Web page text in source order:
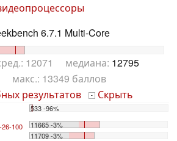
6.7.1 Multi-Core
12071 медиана: 12795
макс.: 13349 баллов
результатов - Скрыть
533 -96%
26-100
11665 -3%
11709 -3%